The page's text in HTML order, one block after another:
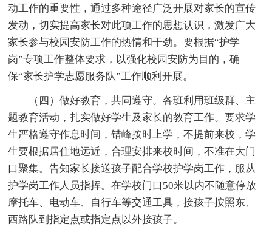
动工作的重要性，通过多种途径广泛开展对家长的宣传
发动，切实提高家长对此项工作的思想认识，激发广大
家长参与校园安防工作的热情和干劲。要根据“护学
岗”专项工作整体要求，以强化校园安防为目的，确
保“家长护学志愿服务队”工作顺利开展。
（四）做好教育，共同遵守。各班利用班级群、主
题教育活动，扎实做好学生及家长的教育工作。要求学
生严格遵守作息时间，错峰按时上学，不提前来校，学
生要根据居住地远近，合理安排来校时间，不准在大门
口聚集。告知家长接送孩子配合学校护学岗工作，服从
护学岗工作人员指挥。在学校门口50米以内不随意停放
摩托车、电动车、自行车等交通工具，接孩子按照东、
西路队到指定点或指定点以外接孩子。